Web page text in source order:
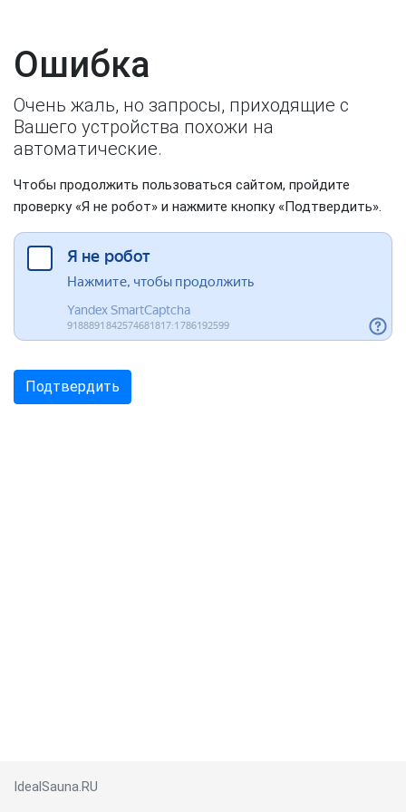
Ошибка
Очень жаль, но запросы, приходящие с
Вашего устройства похожи на
автоматические.
Чтобы продолжить пользоваться сайтом, пройдите
проверку «Я не робот» и нажмите кнопку «Подтвердить».
IdealSauna.RU